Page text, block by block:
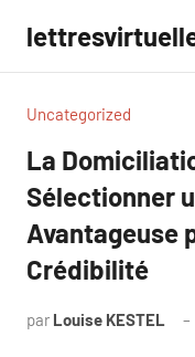
contenu
Uncategorized
La
Sélectionner
Avantageuse
Crédibilité
par Louise KESTEL